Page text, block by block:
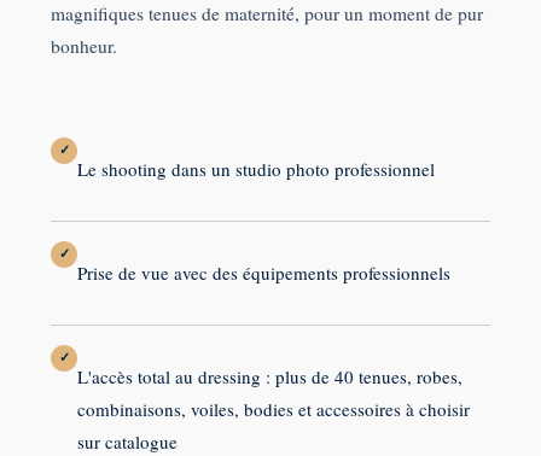
magnifiques tenues de maternité, pour un moment de pur
bonheur.
✓
Le shooting dans un studio photo professionnel
✓
Prise de vue avec des équipements professionnels
✓
L'accès total au dressing : plus de 40 tenues, robes,
combinaisons, voiles, bodies et accessoires à choisir
sur catalogue